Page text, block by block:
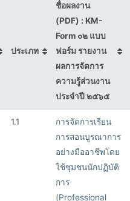
ประเภท
ชื่อผลงาน
(PDF) : KM-
Form ๐๒ แบบ
ฟอร์ม รายงาน
ผลการจัดการ
ความรู้ส่วนงาน
ประจำปี ๒๕๖๕
1.1
การจัดการเรียน
การสอนบูรณาการ
อย่างมืออาชีพโดย
ใช้ชุมชนนักปฏิบัติ
การ
(Professional